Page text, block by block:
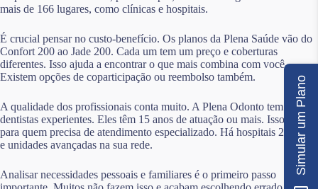
mais de 166 lugares, como clínicas e hospitais.
É crucial pensar no custo-benefício. Os planos da Plena Saúde vão do
Confort 200 ao Jade 200. Cada um tem um preço e coberturas
diferentes. Isso ajuda a encontrar o que mais combina com você.
Existem opções de coparticipação ou reembolso também.
A qualidade dos profissionais conta muito. A Plena Odonto tem
dentistas experientes. Eles têm 15 anos de atuação ou mais. Isso é bom
para quem precisa de atendimento especializado. Há hospitais 24 horas
e unidades avançadas na sua rede.
Analisar necessidades pessoais e familiares é o primeiro passo
Simular um Plano